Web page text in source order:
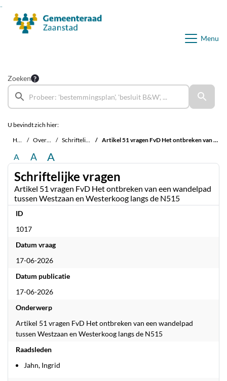
Menu
Zoeken
U bevindt zich hier:
Home
Overzichten Schriftelijke vragen Artikel 51 vragen FvD Het ontbreken van een wandelpad tussen Westzaan en Westerkoog langs de N515
A A A
Schriftelijke vragen
Artikel 51 vragen FvD Het ontbreken van een wandelpad
tussen Westzaan en Westerkoog langs de N515
ID
1017
Datum vraag
17-06-2026
Datum publicatie
17-06-2026
Onderwerp
Artikel 51 vragen FvD Het ontbreken van een wandelpad
tussen Westzaan en Westerkoog langs de N515
Raadsleden
Jahn, Ingrid